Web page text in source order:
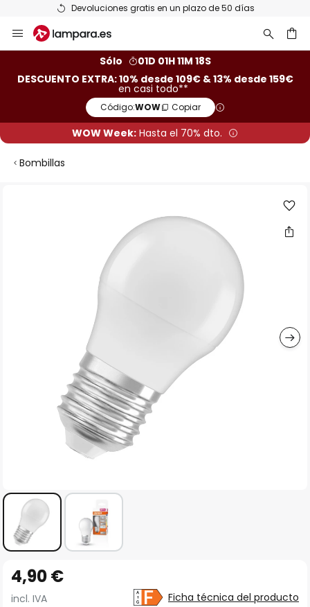
Devoluciones gratis en un plazo de 50 días
al
Sólo
01D 01H 11M 17S
DESCUENTO EXTRA: 10% desde 109€ & 13% desde 159€
en casi todo**
Código:WOW Copiar
WOW Week: Hasta el 70% dto.
Bombillas
comienzo
4,90 €
incl. IVA Ficha técnica del producto